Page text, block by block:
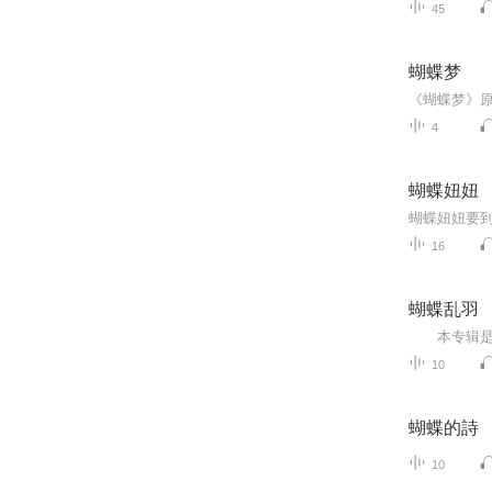
45
蝴蝶梦
4
蝴蝶妞妞
16
蝴蝶乱羽
10
蝴蝶的詩
10